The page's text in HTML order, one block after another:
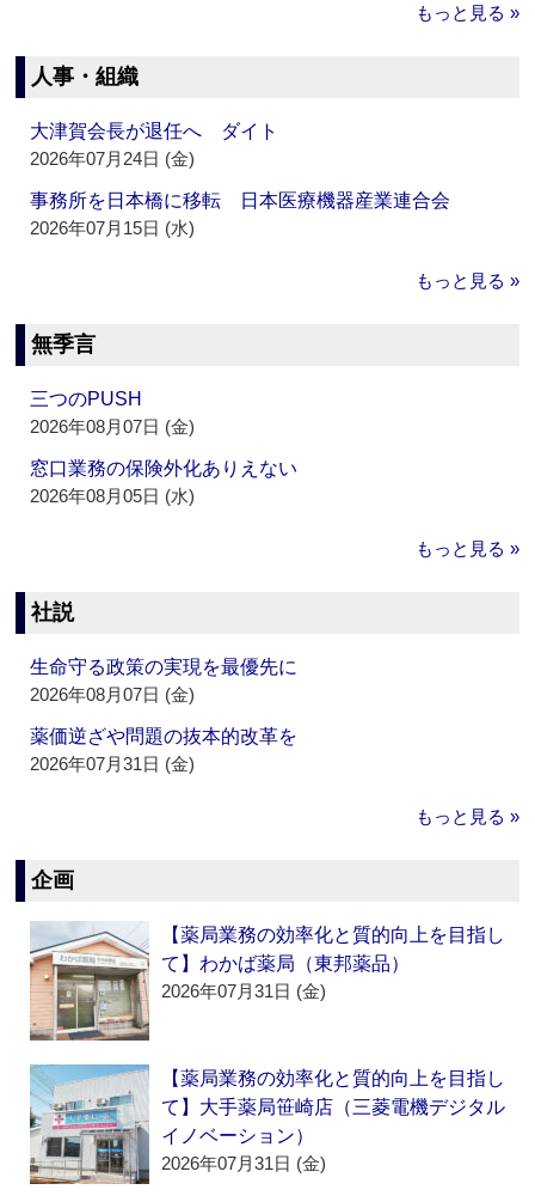
もっと見る »
人事・組織
大津賀会長が退任へ ダイト
2026年07月24日 (金)
事務所を日本橋に移転 日本医療機器産業連合会
2026年07月15日 (水)
もっと見る »
無季言
三つのPUSH
2026年08月07日 (金)
窓口業務の保険外化ありえない
2026年08月05日 (水)
もっと見る »
社説
生命守る政策の実現を最優先に
2026年08月07日 (金)
薬価逆ざや問題の抜本的改革を
2026年07月31日 (金)
もっと見る »
企画
【薬局業務の効率化と質的向上を目指し
て】わかば薬局（東邦薬品）
2026年07月31日 (金)
【薬局業務の効率化と質的向上を目指し
て】大手薬局笹崎店（三菱電機デジタル
イノベーション）
2026年07月31日 (金)